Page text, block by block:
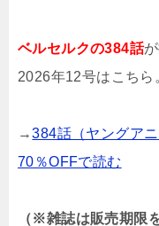
ベルセルクの384話
2026年12号はこちら
→384話（ヤングア
70％OFFで読む
（※雑誌は販売期限